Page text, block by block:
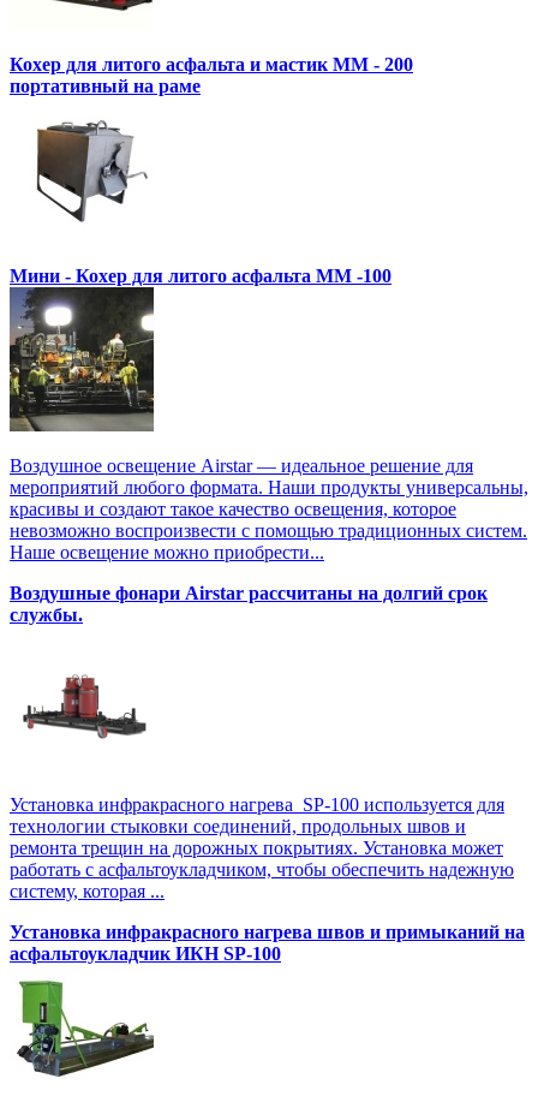
Кохер для литого асфальта и мастик MM - 200
портативный на раме
Мини - Кохер для литого асфальта MM -100
Воздушное освещение Airstar — идеальное решение для
мероприятий любого формата. Наши продукты универсальны,
красивы и создают такое качество освещения, которое
невозможно воспроизвести с помощью традиционных систем.
Наше освещение можно приобрести...
Воздушные фонари Airstar рассчитаны на долгий срок
службы.
Установка инфракрасного нагрева SP-100 используется для
технологии стыковки соединений, продольных швов и
ремонта трещин на дорожных покрытиях. Установка может
работать с асфальтоукладчиком, чтобы обеспечить надежную
систему, которая ...
Установка инфракрасного нагрева швов и примыканий на
асфальтоукладчик ИКН SP-100